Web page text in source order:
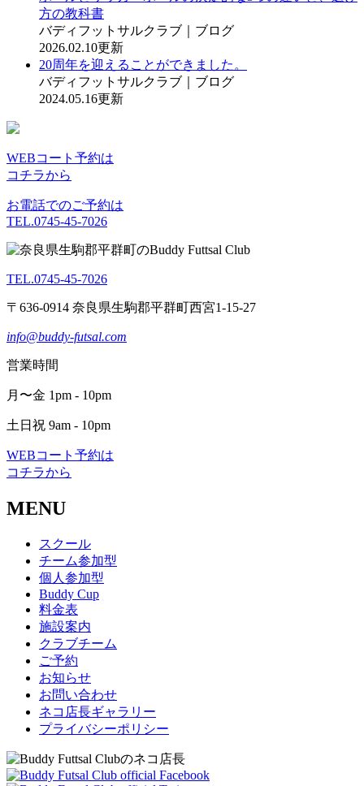
方の教科書
バディフットサルクラブ｜ブログ
2026.02.10更新
20周年を迎えることができました。
バディフットサルクラブ｜ブログ
2024.05.16更新
WEBコート予約は
コチラから
お電話でのご予約は
TEL.0745-45-7026
TEL.0745-45-7026
〒636-0914 奈良県生駒郡平群町西宮1-15-27
info@buddy-futsal.com
営業時間
月〜金 1pm - 10pm
土日祝 9am - 10pm
WEBコート予約は
コチラから
MENU
スクール
チーム参加型
個人参加型
Buddy Cup
料金表
施設案内
クラブチーム
ご予約
お知らせ
お問い合わせ
ネコ店長ギャラリー
プライバシーポリシー